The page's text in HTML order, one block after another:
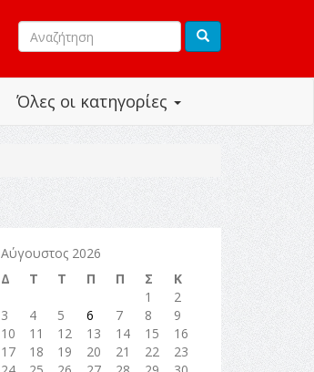
Όλες οι κατηγορίες
Αύγουστος 2026
Δ
Τ Τ Π Π Σ
Κ
1
2
3
4 5 6 7 8
9
10
11 12 13 14 15
16
17
18 19 20 21 22
23